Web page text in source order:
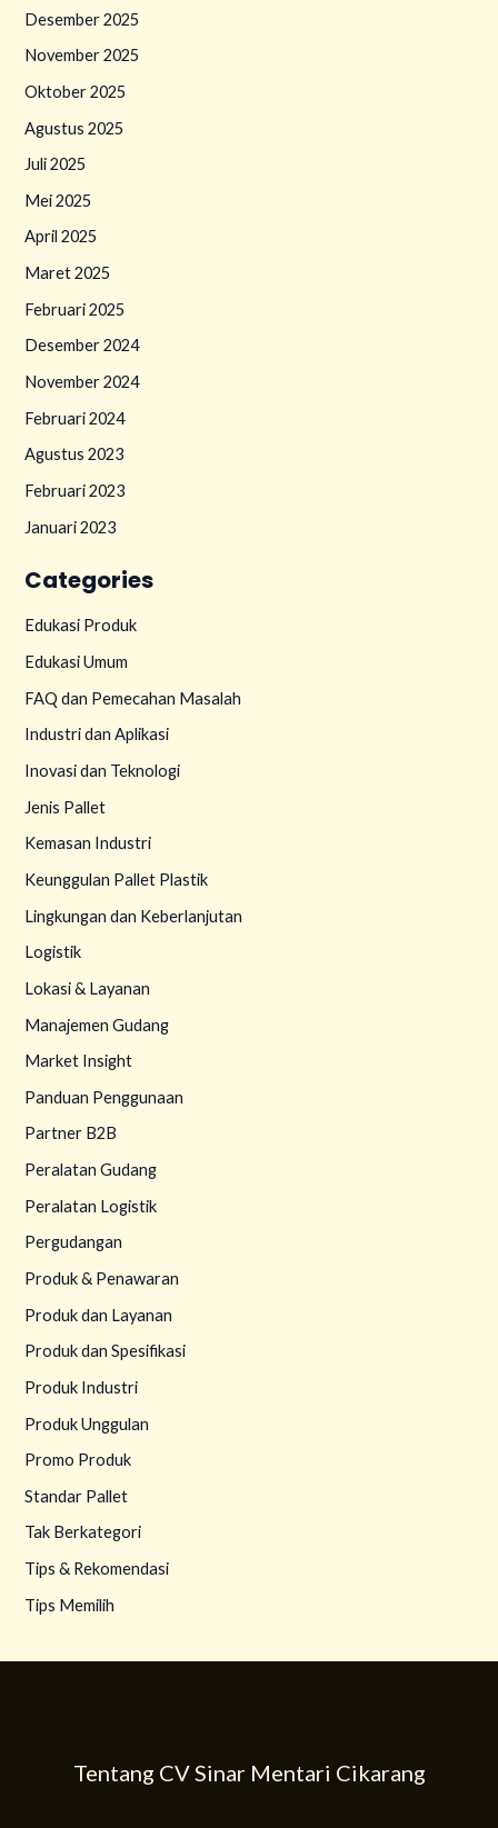
Desember 2025
November 2025
Oktober 2025
Agustus 2025
Juli 2025
Mei 2025
April 2025
Maret 2025
Februari 2025
Desember 2024
November 2024
Februari 2024
Agustus 2023
Februari 2023
Januari 2023
Categories
Edukasi Produk
Edukasi Umum
FAQ dan Pemecahan Masalah
Industri dan Aplikasi
Inovasi dan Teknologi
Jenis Pallet
Kemasan Industri
Keunggulan Pallet Plastik
Lingkungan dan Keberlanjutan
Logistik
Lokasi & Layanan
Manajemen Gudang
Market Insight
Panduan Penggunaan
Partner B2B
Peralatan Gudang
Peralatan Logistik
Pergudangan
Produk & Penawaran
Produk dan Layanan
Produk dan Spesifikasi
Produk Industri
Produk Unggulan
Promo Produk
Standar Pallet
Tak Berkategori
Tips & Rekomendasi
Tips Memilih
Tentang CV Sinar Mentari Cikarang